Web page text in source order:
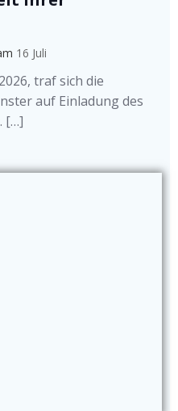
16 Juli
traf sich die
auf Einladung des
[…]